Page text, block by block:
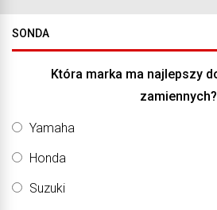
SONDA
Która marka ma najlepszy
zamiennych?
Yamaha
Honda
Suzuki